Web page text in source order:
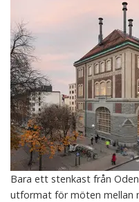
Bara ett stenkast från
utformat för möten mellan